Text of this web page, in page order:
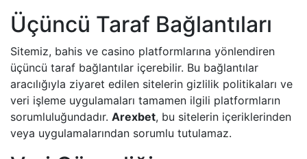
Üçüncü Taraf Bağlantıları
Sitemiz, bahis ve casino platformlarına yönlendiren
üçüncü taraf bağlantılar içerebilir. Bu bağlantılar
aracılığıyla ziyaret edilen sitelerin gizlilik politikaları ve
veri işleme uygulamaları tamamen ilgili platformların
sorumluluğundadır. Arexbet, bu sitelerin içeriklerinden
veya uygulamalarından sorumlu tutulamaz.